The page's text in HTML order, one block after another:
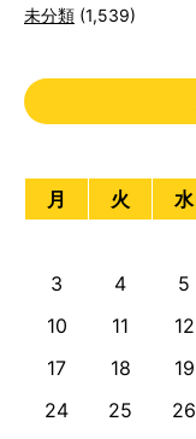
未分類 (1,539)
月
火 水
3
4 5
10
11 12
17
18 19
24
25 26